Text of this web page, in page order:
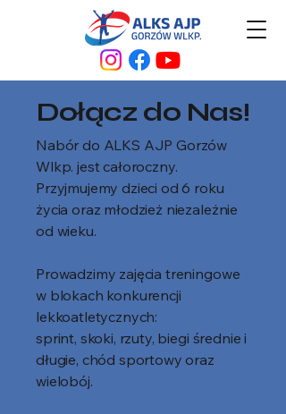
Dołącz do Nas!
Nabór do ALKS AJP Gorzów
Wlkp. jest całoroczny.
Przyjmujemy dzieci od 6 roku
życia oraz młodzież niezależnie
od wieku.
Prowadzimy zajęcia treningowe
w blokach konkurencji
lekkoatletycznych:
sprint, skoki, rzuty, biegi średnie i
długie, chód sportowy oraz
wielobój.